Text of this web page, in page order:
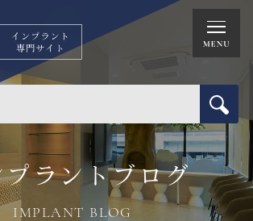
プラントブログ
IMPLANT BLOG